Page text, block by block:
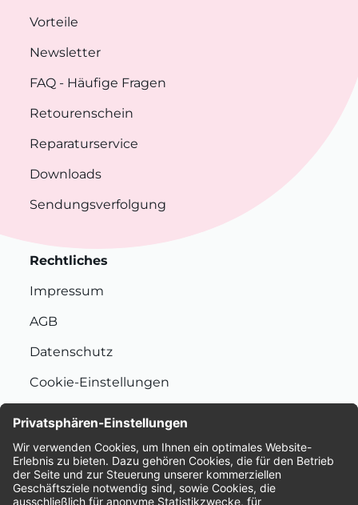
Vorteile
Newsletter
FAQ - Häufige Fragen
Retourenschein
Reparaturservice
Downloads
Sendungsverfolgung
Rechtliches
Impressum
AGB
Datenschutz
Cookie-Einstellungen
Bewertungen